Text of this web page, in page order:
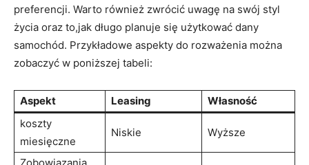
preferencji. Warto również ‍zwrócić ⁤uwagę na swój ⁢styl
życia oraz to,jak długo planuje się użytkować dany​
samochód. Przykładowe ⁢aspekty do⁤ rozważenia można
zobaczyć​ w poniższej tabeli:
Aspekt Leasing
Własność
koszty
miesięczne
Niskie Wyższe